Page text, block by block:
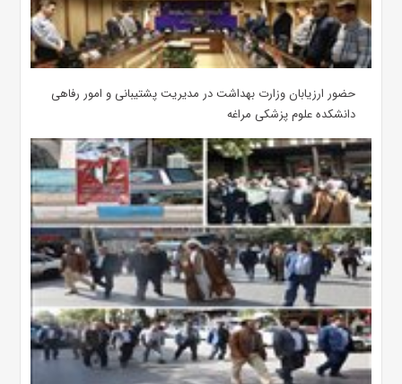
حضور ارزیابان وزارت بهداشت در مدیریت پشتیبانی و امور رفاهی
دانشکده علوم پزشکی مراغه